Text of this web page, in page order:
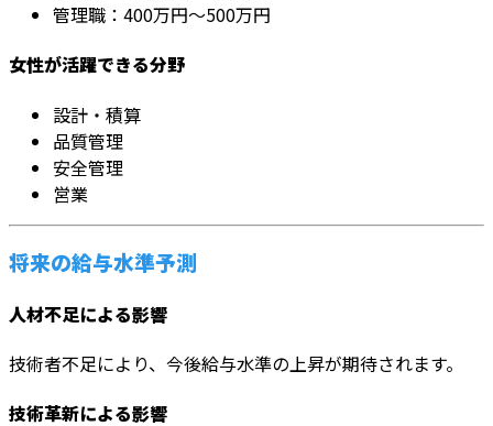
管理職：400万円～500万円
女性が活躍できる分野
設計・積算
品質管理
安全管理
営業
将来の給与水準予測
人材不足による影響
技術者不足により、今後給与水準の上昇が期待されます。
技術革新による影響